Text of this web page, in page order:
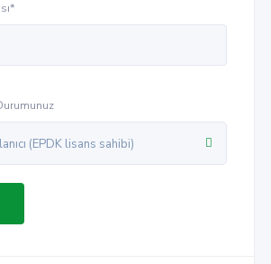
(EPDK lisans sahibi)